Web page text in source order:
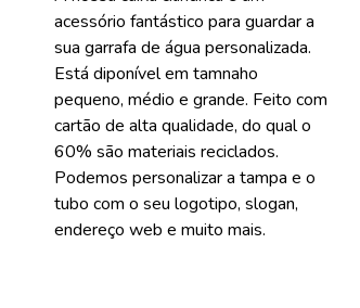
acessório fantástico para guardar a
sua garrafa de água personalizada.
Está diponível em tamnaho
pequeno, médio e grande. Feito com
cartão de alta qualidade, do qual o
60% são materiais reciclados.
Podemos personalizar a tampa e o
tubo com o seu logotipo, slogan,
endereço web e muito mais.